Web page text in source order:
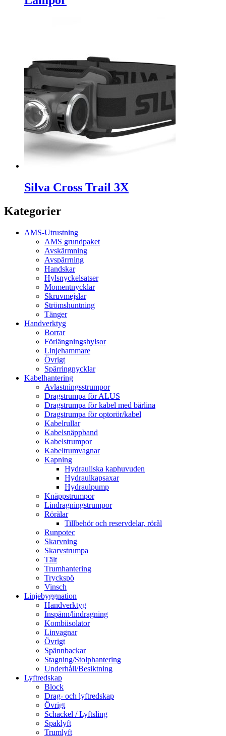
Silva Cross Trail 3X
Kategorier
AMS-Utrustning
AMS grundpaket
Avskärmning
Avspärrning
Handskar
Hylsnyckelsatser
Momentnycklar
Skruvmejslar
Strömshuntning
Tänger
Handverktyg
Borrar
Förlängningshylsor
Linjehammare
Övrigt
Spärringnycklar
Kabelhantering
Avlastningsstrumpor
Dragstrumpa för ALUS
Dragstrumpa för kabel med bärlina
Dragstrumpa för optorör/kabel
Kabelrullar
Kabelsnäppband
Kabelstrumpor
Kabeltrumvagnar
Kapning
Hydrauliska kaphuvuden
Hydraulkapsaxar
Hydraulpump
Knäppstrumpor
Lindragningstrumpor
Rörålar
Tillbehör och reservdelar, rörål
Runpotec
Skarvning
Skarvstrumpa
Tält
Trumhantering
Tryckspö
Vinsch
Linjebyggnation
Handverktyg
Inspänn/lindragning
Kombiisolator
Linvagnar
Övrigt
Spännbackar
Stagning/Stolphantering
Underhåll/Besiktning
Lyftredskap
Block
Drag- och lyftredskap
Övrigt
Schackel / Lyftsling
Spaklyft
Trumlyft